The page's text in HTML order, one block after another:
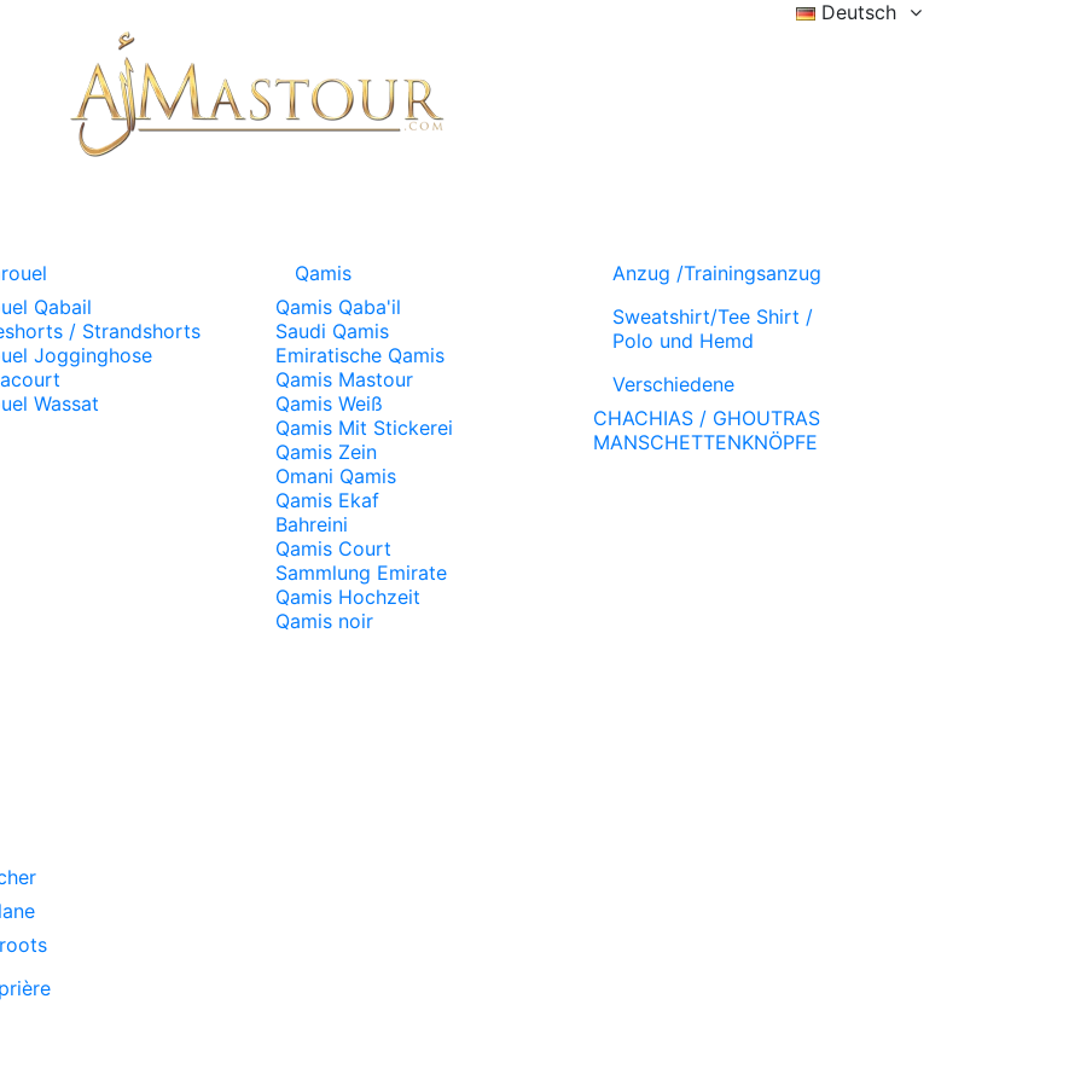
Deutsch
Qabail
/ Strandshorts
Jogginghose
Wassat
Qamis
Qamis Qaba'il
Saudi Qamis
Emiratische Qamis
Qamis Mastour
Qamis Weiß
Qamis Mit Stickerei
Qamis Zein
Omani Qamis
Qamis Ekaf
Bahreini
Qamis Court
Sammlung Emirate
Qamis Hochzeit
Qamis noir
Anzug /Trainingsanzug
Sweatshirt/Tee Shirt /
Polo und Hemd
Verschiedene
CHACHIAS / GHOUTRAS
MANSCHETTENKNÖPFE